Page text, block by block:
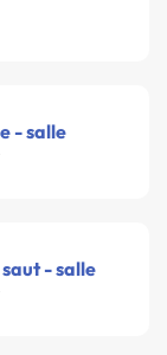
- salle
- salle